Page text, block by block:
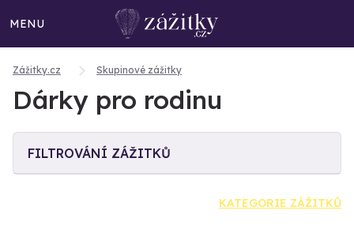
MENU
Zážitky.cz Skupinové zážitky
Dárky pro rodinu
FILTROVÁNÍ ZÁŽITKŮ
KATEGORIE ZÁŽITKŮ